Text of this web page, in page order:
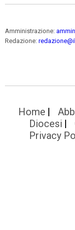
Amministrazione:
Redazione:
Home
Diocesi
Privacy